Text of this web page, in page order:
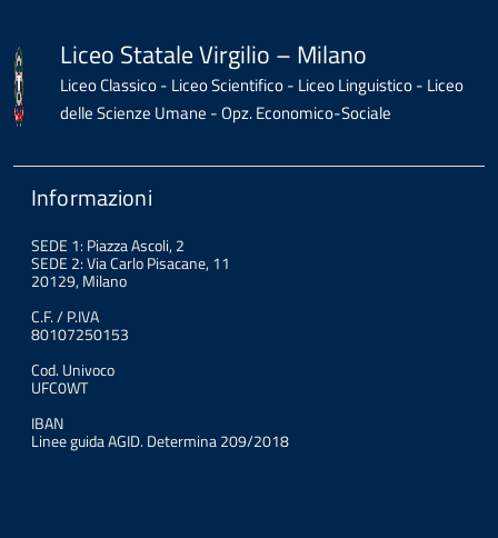
Liceo Statale Virgilio – Milano
Liceo Classico - Liceo Scientifico - Liceo Linguistico - Liceo
delle Scienze Umane - Opz. Economico-Sociale
Informazioni
SEDE 1: Piazza Ascoli, 2
SEDE 2: Via Carlo Pisacane, 11
20129, Milano
C.F. / P.IVA
80107250153
Cod. Univoco
UFC0WT
IBAN
Linee guida AGID. Determina 209/2018